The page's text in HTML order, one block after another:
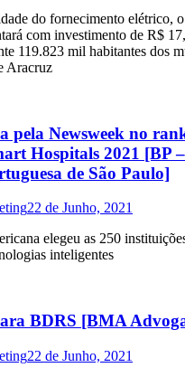
do fornecimento elétrico, o
com investimento de R$
119.823 mil habitantes dos
Aracruz
pela Newsweek no
Hospitals 2021 [BP
de São Paulo]
22 de Junho, 2021
elegeu as 250
inteligentes
BDRS [BMA
22 de Junho, 2021